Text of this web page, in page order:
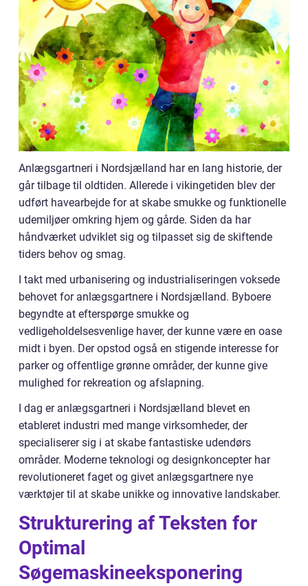
Anlægsgartneri i Nordsjælland har en lang historie, der
går tilbage til oldtiden. Allerede i vikingetiden blev der
udført havearbejde for at skabe smukke og funktionelle
udemiljøer omkring hjem og gårde. Siden da har
håndværket udviklet sig og tilpasset sig de skiftende
tiders behov og smag.
I takt med urbanisering og industrialiseringen voksede
behovet for anlægsgartnere i Nordsjælland. Byboere
begyndte at efterspørge smukke og
vedligeholdelsesvenlige haver, der kunne være en oase
midt i byen. Der opstod også en stigende interesse for
parker og offentlige grønne områder, der kunne give
mulighed for rekreation og afslapning.
I dag er anlægsgartneri i Nordsjælland blevet en
etableret industri med mange virksomheder, der
specialiserer sig i at skabe fantastiske udendørs
områder. Moderne teknologi og designkoncepter har
revolutioneret faget og givet anlægsgartnere nye
værktøjer til at skabe unikke og innovative landskaber.
Strukturering af Teksten for
Optimal
Søgemaskineeksponering